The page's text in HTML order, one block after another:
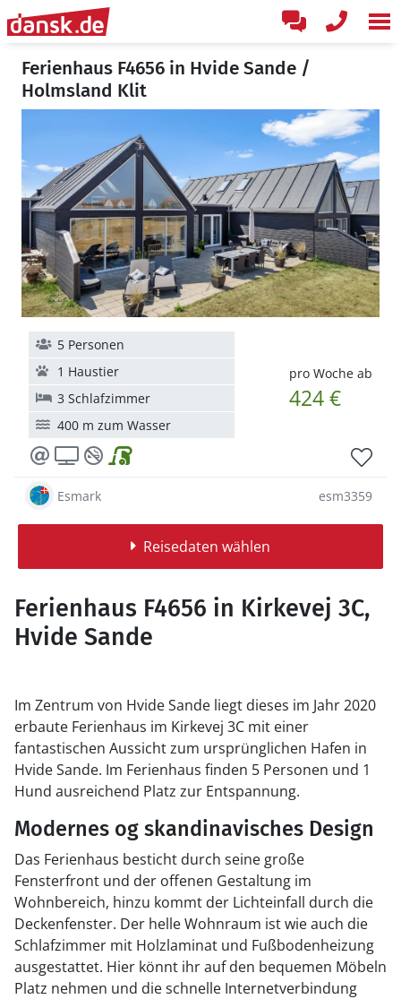
Ferienhaus F4656 in Hvide Sande /
Holmsland Klit
pro Woche ab
424 €
5 Personen
1 Haustier
3 Schlafzimmer
400 m zum Wasser
Esmark esm3359
Reisedaten wählen
Ferienhaus F4656 in Kirkevej 3C,
Hvide Sande
Im Zentrum von Hvide Sande liegt dieses im Jahr 2020
erbaute Ferienhaus im Kirkevej 3C mit einer
fantastischen Aussicht zum ursprünglichen Hafen in
Hvide Sande. Im Ferienhaus finden 5 Personen und 1
Hund ausreichend Platz zur Entspannung.
Modernes og skandinavisches Design
Das Ferienhaus besticht durch seine große
Fensterfront und der offenen Gestaltung im
Wohnbereich, hinzu kommt der Lichteinfall durch die
Deckenfenster. Der helle Wohnraum ist wie auch die
Schlafzimmer mit Holzlaminat und Fußbodenheizung
ausgestattet. Hier könnt ihr auf den bequemen Möbeln
Platz nehmen und die schnelle Internetverbindung